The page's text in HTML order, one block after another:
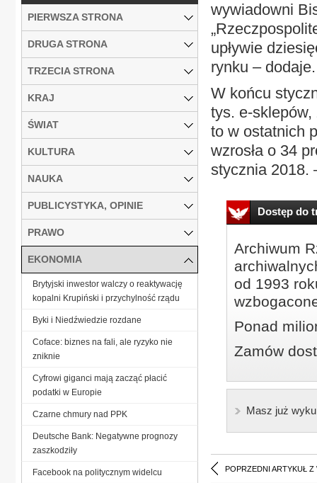
wywiadowni
upływie
rynku – dodaje.
W końcu
tys. e-sklepów,
to w ostatnich
wzrosła o 34
stycznia 2018.
Dostęp do
Archiwum
od 1993
Ponad
Zamów
Masz już
POPRZEDNI ARTYKUŁ Z
PIERWSZA STRONA
DRUGA STRONA
TRZECIA STRONA
KRAJ
ŚWIAT
KULTURA
NAUKA
PUBLICYSTYKA, OPINIE
PRAWO
EKONOMIA
Brytyjski inwestor walczy o reaktywację
kopalni Krupiński i przychylność rządu
Byki i Niedźwiedzie rozdane
Coface: biznes na fali, ale ryzyko nie
zniknie
Cyfrowi giganci mają zacząć płacić
podatki w Europie
Czarne chmury nad PPK
Deutsche Bank: Negatywne prognozy
zaszkodziły
Facebook na politycznym widelcu